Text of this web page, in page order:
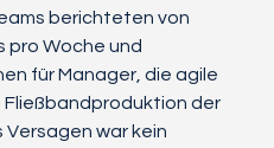
berichteten von
pro Woche und
für Manager, die agile
der
Versagen war kein